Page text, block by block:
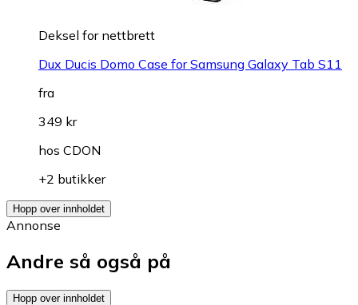
Deksel for nettbrett
Dux Ducis Domo Case for Samsung Galaxy Tab S11
fra
349 kr
hos CDON
+2 butikker
Hopp over innholdet
Annonse
Andre så også på
Hopp over innholdet